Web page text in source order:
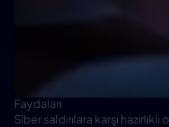
Faydaları
Siber saldırılara karşı hazırlıklı